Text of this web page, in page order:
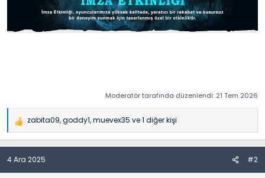
Moderatör tarafında düzenlendi: 21 Tem 2026
İ
a
d
e
zabita09,goddy1,muevex35 ve 1 diğer kişi
4 Ara 2025 #2